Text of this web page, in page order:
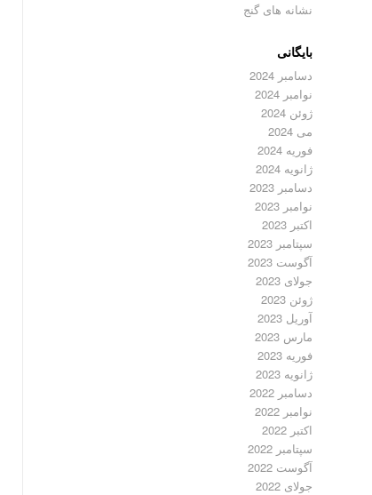
نشانه های گنج
بایگانی
دسامبر 2024
نوامبر 2024
ژوئن 2024
می 2024
فوریه 2024
ژانویه 2024
دسامبر 2023
نوامبر 2023
اکتبر 2023
سپتامبر 2023
آگوست 2023
جولای 2023
ژوئن 2023
آوریل 2023
مارس 2023
فوریه 2023
ژانویه 2023
دسامبر 2022
نوامبر 2022
اکتبر 2022
سپتامبر 2022
آگوست 2022
جولای 2022